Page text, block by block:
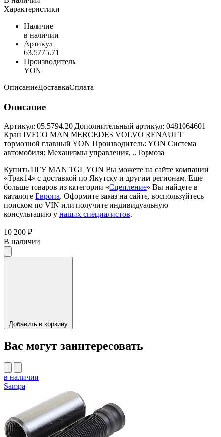
Характеристики
Наличие
в наличии
Артикул
63.5775.71
Производитель
YON
ОписаниеДоставкаОплата
Описание
Артикул: 05.5794.20 Дополнительный артикул: 0481064601
Кран IVECO MAN MERCEDES VOLVO RENAULT
тормозной главный YON Производитель: YON Система
автомобиля: Механизмы управления, ..Тормоза
Купить ПГУ MAN TGL YON Вы можете на сайте компании
«Трак14» с доставкой по Якутску и другим регионам. Еще
больше товаров из категории «Сцепление» Вы найдете в
каталоге Европа. Оформите заказ на сайте, воспользуйтесь
поиском по VIN или получите индивидуальную
консультацию у наших специалистов.
10 200 ₽
В наличии
Добавить в корзину
Вас могут заинтересовать
в наличии
Sampa